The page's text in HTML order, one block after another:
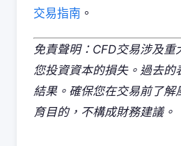
交易指南 。
免責聲明：CFD交易涉及重
您投資資本的損失。過去的
結果。確保您在交易前了解
育目的，不構成財務建議。